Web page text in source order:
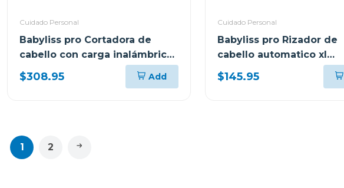
Cuidado Personal
Babyliss pro Cortadora de
cabello con carga inalámbrica
x tomb45 t45c
$308.95 Add
Cuidado Personal
Babyliss pro Rizador de
cabello automatico xl
miracurlpro 100xlux
$145.95
1 2